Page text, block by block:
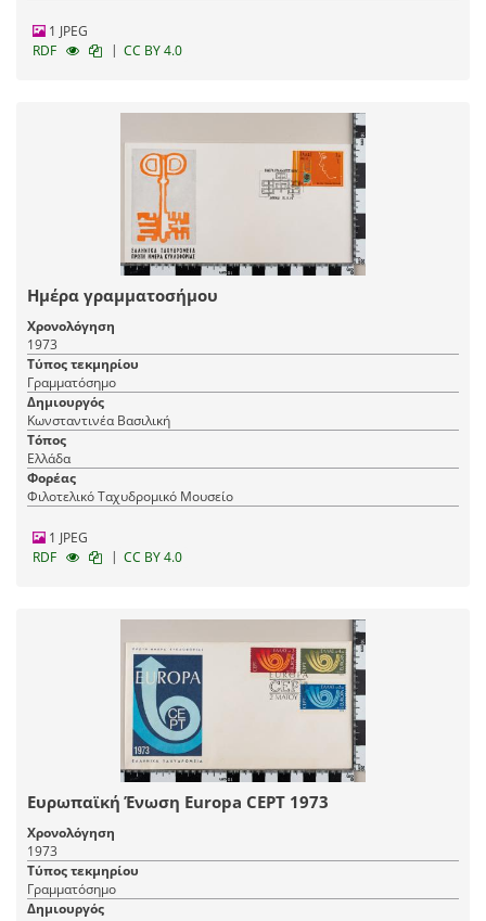
1 JPEG
RDF
| CC BY 4.0
Ημέρα γραμματοσήμου
Χρονολόγηση
1973
Τύπος τεκμηρίου
Γραμματόσημο
Δημιουργός
Κωνσταντινέα Βασιλική
Τόπος
Ελλάδα
Φορέας
Φιλοτελικό Ταχυδρομικό Μουσείο
1 JPEG
RDF
| CC BY 4.0
Ευρωπαϊκή Ένωση Europa CEPT 1973
Χρονολόγηση
1973
Τύπος τεκμηρίου
Γραμματόσημο
Δημιουργός